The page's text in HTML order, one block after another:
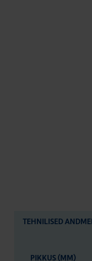
TEHNILISED
PIKKUS (MM)